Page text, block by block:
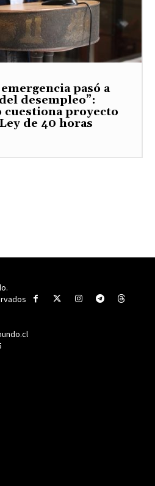
pasó a
desempleo”:
proyecto
de 40 horas